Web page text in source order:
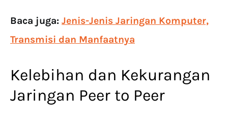
Baca juga: Jenis-Jenis Jaringan Komputer,
Transmisi dan Manfaatnya
Kelebihan dan Kekurangan
Jaringan Peer to Peer